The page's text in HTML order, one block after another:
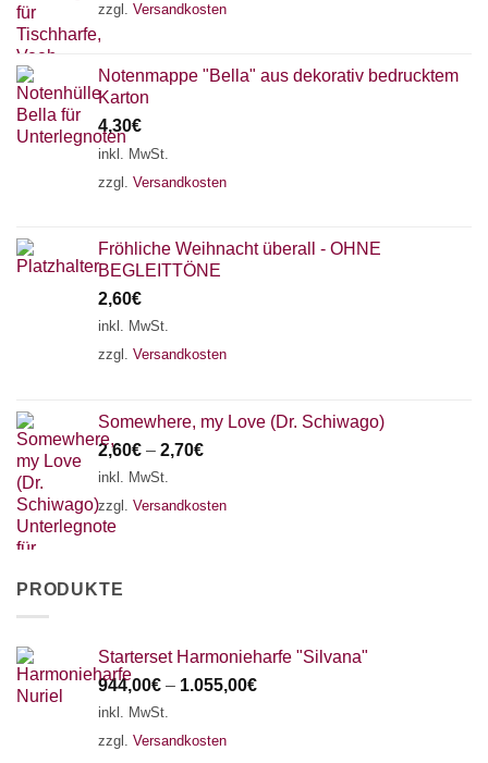
zzgl. Versandkosten
Notenmappe "Bella" aus dekorativ bedrucktem
Karton
4,30€
inkl. MwSt.
zzgl. Versandkosten
Fröhliche Weihnacht überall - OHNE
BEGLEITTÖNE
2,60€
inkl. MwSt.
zzgl. Versandkosten
Somewhere, my Love (Dr. Schiwago)
2,60€ – 2,70€
inkl. MwSt.
zzgl. Versandkosten
PRODUKTE
Starterset Harmonieharfe "Silvana"
944,00€ – 1.055,00€
inkl. MwSt.
zzgl. Versandkosten